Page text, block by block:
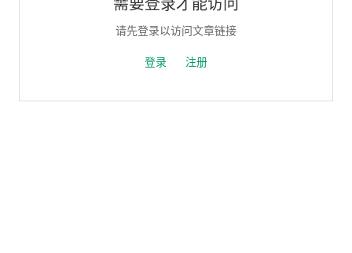
请先登录以访问文章链接
登录 注册